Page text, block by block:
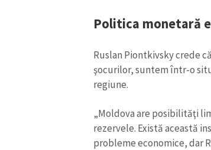
Politica monetară
Ruslan Piontkivsky crede
şocurilor, suntem într-o
regiune.
„Moldova are posibilităţi
rezervele. Există această
probleme economice, dar